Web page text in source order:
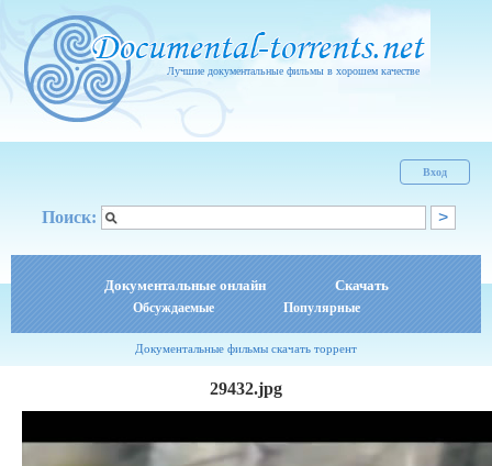
Лучшие документальные фильмы в хорошем качестве
Вход
Поиск:
Документальные онлайн Скачать
Обсуждаемые Популярные
Документальные фильмы скачать торрент
29432.jpg